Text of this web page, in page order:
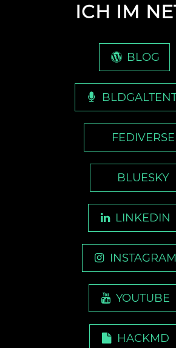
ICH IM
BLOG
FEDIVERSE
BLUESKY
LINKEDIN
INSTAGRAM
YOUTUBE
HACKMD